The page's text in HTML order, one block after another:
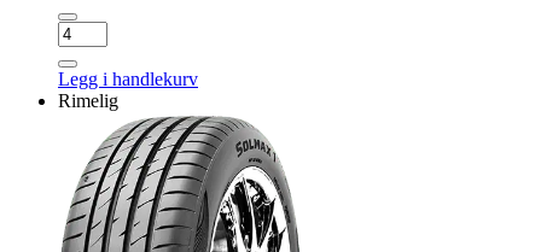
NOKIAN
HAKKA
BLUE
3
Legg i handlekurv
Rimelig